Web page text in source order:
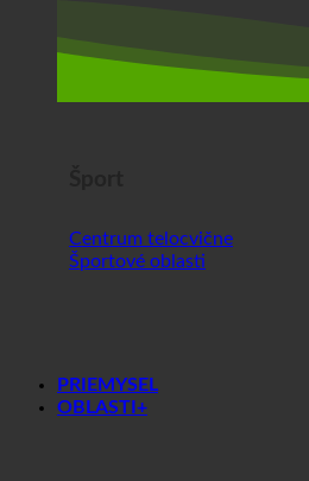
Centrum telocvične
Športové oblasti
PRIEMYSEL
OBLASTI+